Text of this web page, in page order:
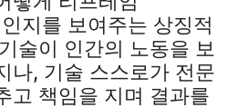
지를 보여주는 상징적
술이 인간의 노동을 보
나, 기술 스스로가 전문
고 책임을 지며 결과를